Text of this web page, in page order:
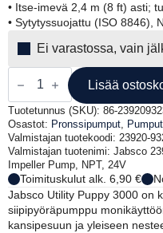
• Itse-imevä 2,4 m (8 ft) asti;
• Sytytyssuojattu (ISO 8846),
Ei varastossa, vain
Jabsco
23920-
9323
Utility
Puppy
3000
siipipyöräpumppu,
NPT,
24V
määrä
Lisää
Tuotetunnus (SKU): 86-
Osastot: Pronssipumput, Pumput
Valmistajan tuotekoodi: 23920-
Valmistajan tuotenimi: Jabsco
Impeller Pump, NPT, 24V
Toimituskulut alk. 6,90 €
Jabsco Utility Puppy 3000 on
siipipyöräpumppu
kansipesuun ja yleiseen